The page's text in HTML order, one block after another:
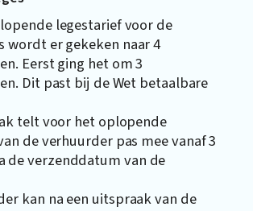
legestarief voor de
wordt er gekeken naar 4
Eerst ging het om 3
Dit past bij de Wet betaalbare
telt voor het oplopende
de verhuurder pas mee vanaf 3
de verzenddatum van de
kan na een uitspraak van de